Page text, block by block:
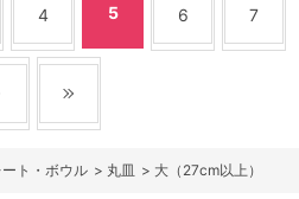
4 5 6 7
ート・ボウル > 丸皿 > 大（27cm以上）